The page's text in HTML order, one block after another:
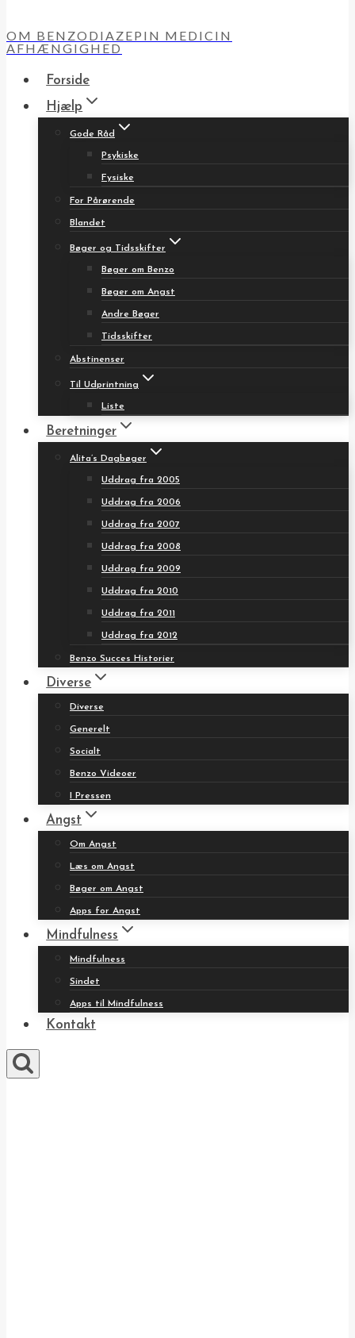
OM BENZODIAZEPIN MEDICIN
AFHÆNGIGHED
Forside
Hjælp
Gode Råd
Psykiske
Fysiske
For Pårørende
Blandet
Bøger og Tidsskifter
Bøger om Benzo
Bøger om Angst
Andre Bøger
Tidsskifter
Abstinenser
Til Udprintning
Liste
Beretninger
Alita’s Dagbøger
Uddrag fra 2005
Uddrag fra 2006
Uddrag fra 2007
Uddrag fra 2008
Uddrag fra 2009
Uddrag fra 2010
Uddrag fra 2011
Uddrag fra 2012
Benzo Succes Historier
Diverse
Diverse
Generelt
Socialt
Benzo Videoer
I Pressen
Angst
Om Angst
Læs om Angst
Bøger om Angst
Apps for Angst
Mindfulness
Mindfulness
Sindet
Apps til Mindfulness
Kontakt